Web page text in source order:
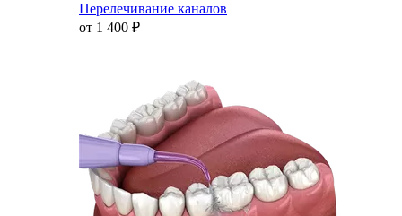
Перелечивание каналов
от 1 400 ₽